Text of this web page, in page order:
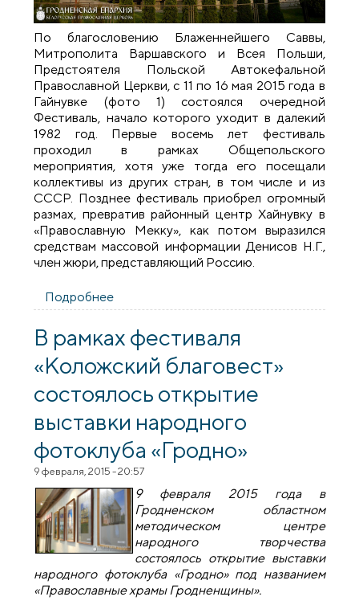
По благословению Блаженнейшего Саввы,
Митрополита Варшавского и Всея Польши,
Предстоятеля Польской Автокефальной
Православной Церкви, с 11 по 16 мая 2015 года в
Гайнувке (фото 1) состоялся очередной
Фестиваль, начало которого уходит в далекий
1982 год. Первые восемь лет фестиваль
проходил в рамках Общепольского
мероприятия, хотя уже тогда его посещали
коллективы из других стран, в том числе и из
СССР. Позднее фестиваль приобрел огромный
размах, превратив районный центр Хайнувку в
«Православную Мекку», как потом выразился
средствам массовой информации Денисов Н.Г.,
член жюри, представляющий Россию.
Подробнее
ФЕСТИВАЛЬ «Хайнувские дни
церковной музыки»-2015
В рамках фестиваля
«Коложский благовест»
состоялось открытие
выставки народного
фотоклуба «Гродно»
9 февраля, 2015 - 20:57
9 февраля 2015 года в
Гродненском областном
методическом центре
народного творчества
состоялось открытие выставки
народного фотоклуба «Гродно» под названием
«Православные храмы Гродненщины».